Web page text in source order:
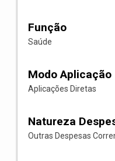
Função
Saúde
Modo Aplicação
Aplicações Diretas
Natureza
Outras Despesas